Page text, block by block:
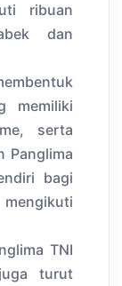
ribuan
dan
memiliki
serta
Panglima
bagi
TNI
turut